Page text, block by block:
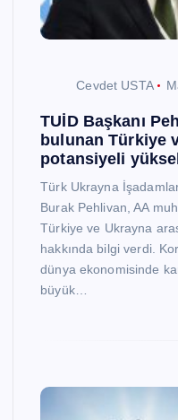
Cevdet USTA
TUİD Başkanı
bulunan Türkiye
potansiyeli
Türk Ukrayna
Burak Pehlivan, AA
Türkiye ve Ukrayna
hakkında bilgi verdi.
dünya ekonomisinde
büyük…